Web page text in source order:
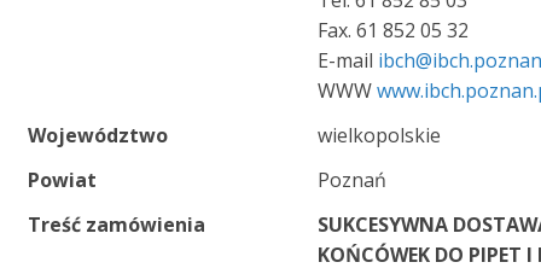
Fax. 61 852 05 32
E-mail
WWW
Województwo
wielkopolskie
Powiat
Poznań
Treść zamówienia
SUKCESYWNA
KOŃCÓWEK DO PIPET